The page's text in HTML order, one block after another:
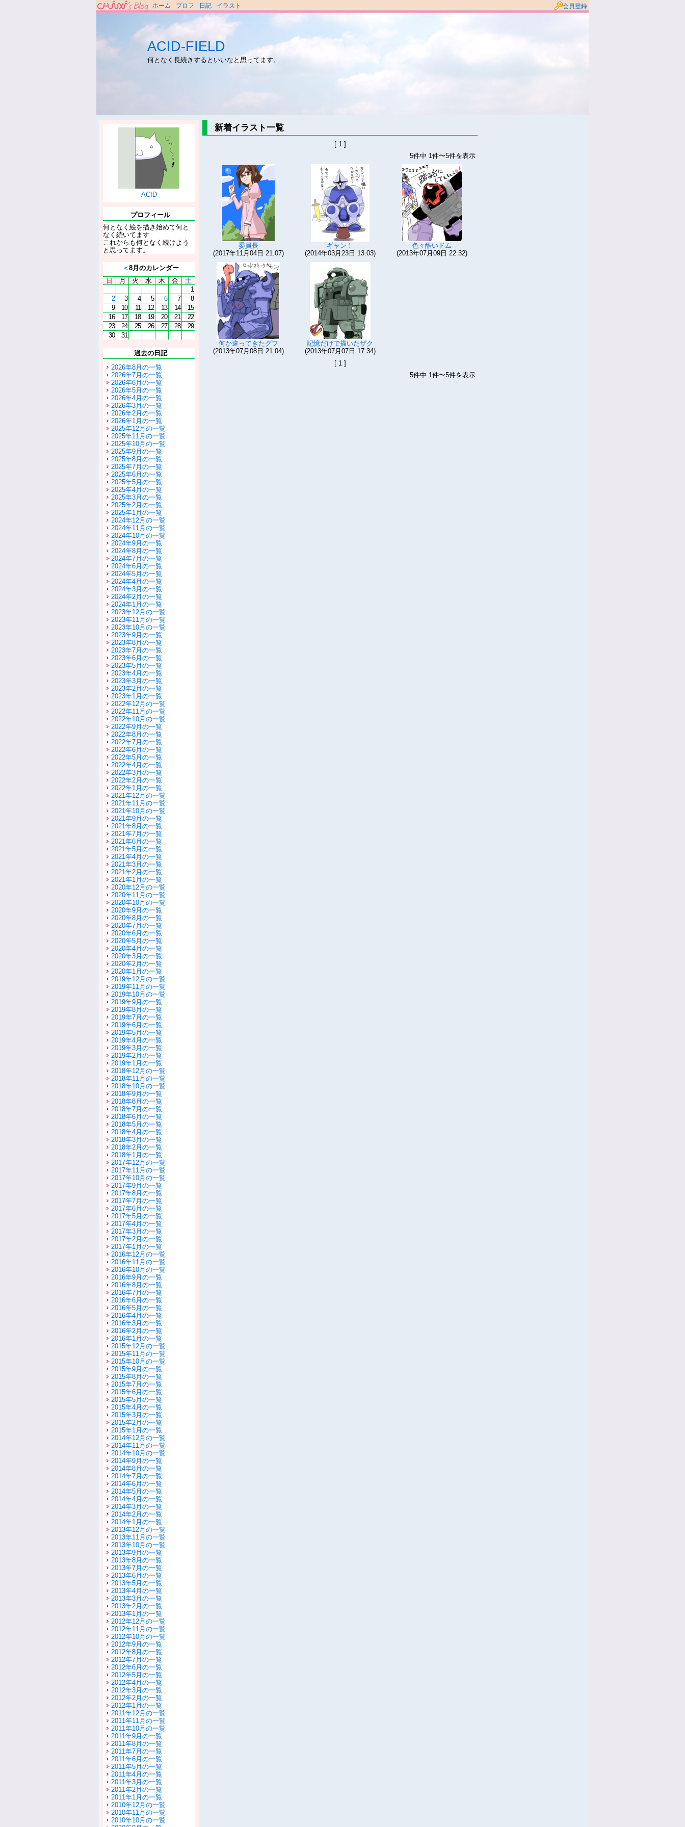
ホーム プロフ 日記 イラスト 会員登録
ACID-FIELD
何となく長続きするといいなと思ってます。
ACID
プロフィール
何となく絵を描き始めて何と
なく続いてます
これからも何となく続けよう
と思ってます。
＜8月のカレンダー
日
月 火 水 木 金
土
1
2
3 4 5 6 7
8
9
10 11 12 13 14
15
16
17 18 19 20 21
22
23
24 25 26 27 28
29
30
31
過去の日記
2026年8月の一覧
2026年7月の一覧
2026年6月の一覧
2026年5月の一覧
2026年4月の一覧
2026年3月の一覧
2026年2月の一覧
2026年1月の一覧
2025年12月の一覧
2025年11月の一覧
2025年10月の一覧
2025年9月の一覧
2025年8月の一覧
2025年7月の一覧
2025年6月の一覧
2025年5月の一覧
2025年4月の一覧
2025年3月の一覧
2025年2月の一覧
2025年1月の一覧
2024年12月の一覧
2024年11月の一覧
2024年10月の一覧
2024年9月の一覧
2024年8月の一覧
2024年7月の一覧
2024年6月の一覧
2024年5月の一覧
2024年4月の一覧
2024年3月の一覧
2024年2月の一覧
2024年1月の一覧
2023年12月の一覧
2023年11月の一覧
2023年10月の一覧
2023年9月の一覧
2023年8月の一覧
2023年7月の一覧
2023年6月の一覧
2023年5月の一覧
2023年4月の一覧
2023年3月の一覧
2023年2月の一覧
2023年1月の一覧
2022年12月の一覧
2022年11月の一覧
2022年10月の一覧
2022年9月の一覧
2022年8月の一覧
2022年7月の一覧
2022年6月の一覧
2022年5月の一覧
2022年4月の一覧
2022年3月の一覧
2022年2月の一覧
2022年1月の一覧
2021年12月の一覧
2021年11月の一覧
2021年10月の一覧
2021年9月の一覧
2021年8月の一覧
2021年7月の一覧
2021年6月の一覧
2021年5月の一覧
2021年4月の一覧
2021年3月の一覧
2021年2月の一覧
2021年1月の一覧
2020年12月の一覧
2020年11月の一覧
2020年10月の一覧
2020年9月の一覧
2020年8月の一覧
2020年7月の一覧
2020年6月の一覧
2020年5月の一覧
2020年4月の一覧
2020年3月の一覧
2020年2月の一覧
2020年1月の一覧
2019年12月の一覧
2019年11月の一覧
2019年10月の一覧
2019年9月の一覧
2019年8月の一覧
2019年7月の一覧
2019年6月の一覧
2019年5月の一覧
2019年4月の一覧
2019年3月の一覧
2019年2月の一覧
2019年1月の一覧
2018年12月の一覧
2018年11月の一覧
2018年10月の一覧
2018年9月の一覧
2018年8月の一覧
2018年7月の一覧
2018年6月の一覧
2018年5月の一覧
2018年4月の一覧
2018年3月の一覧
2018年2月の一覧
2018年1月の一覧
2017年12月の一覧
2017年11月の一覧
2017年10月の一覧
2017年9月の一覧
2017年8月の一覧
2017年7月の一覧
2017年6月の一覧
2017年5月の一覧
2017年4月の一覧
2017年3月の一覧
2017年2月の一覧
2017年1月の一覧
2016年12月の一覧
2016年11月の一覧
2016年10月の一覧
2016年9月の一覧
2016年8月の一覧
2016年7月の一覧
2016年6月の一覧
2016年5月の一覧
2016年4月の一覧
2016年3月の一覧
2016年2月の一覧
2016年1月の一覧
2015年12月の一覧
2015年11月の一覧
2015年10月の一覧
2015年9月の一覧
2015年8月の一覧
2015年7月の一覧
2015年6月の一覧
2015年5月の一覧
2015年4月の一覧
2015年3月の一覧
2015年2月の一覧
2015年1月の一覧
2014年12月の一覧
2014年11月の一覧
2014年10月の一覧
2014年9月の一覧
2014年8月の一覧
2014年7月の一覧
2014年6月の一覧
2014年5月の一覧
2014年4月の一覧
2014年3月の一覧
2014年2月の一覧
2014年1月の一覧
2013年12月の一覧
2013年11月の一覧
2013年10月の一覧
2013年9月の一覧
2013年8月の一覧
2013年7月の一覧
2013年6月の一覧
2013年5月の一覧
2013年4月の一覧
2013年3月の一覧
2013年2月の一覧
2013年1月の一覧
2012年12月の一覧
2012年11月の一覧
2012年10月の一覧
2012年9月の一覧
2012年8月の一覧
2012年7月の一覧
2012年6月の一覧
2012年5月の一覧
2012年4月の一覧
2012年3月の一覧
2012年2月の一覧
2012年1月の一覧
2011年12月の一覧
2011年11月の一覧
2011年10月の一覧
2011年9月の一覧
2011年8月の一覧
2011年7月の一覧
2011年6月の一覧
2011年5月の一覧
2011年4月の一覧
2011年3月の一覧
2011年2月の一覧
2011年1月の一覧
2010年12月の一覧
2010年11月の一覧
2010年10月の一覧
新着イラスト一覧
[ 1 ]
5件中 1件〜5件を表示
委員長
(2017年11月04日 21:07)
ギャン！
(2014年03月23日 13:03)
色々酷いドム
(2013年07月09日 22:32)
何か違ってきたグフ
(2013年07月08日 21:04)
記憶だけで描いたザク
(2013年07月07日 17:34)
[ 1 ]
5件中 1件〜5件を表示